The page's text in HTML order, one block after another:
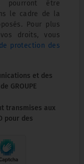
être
le cadre de la
Pour plus
droits, vous
protection des
et des
GROUPE
transmises aux
pour des